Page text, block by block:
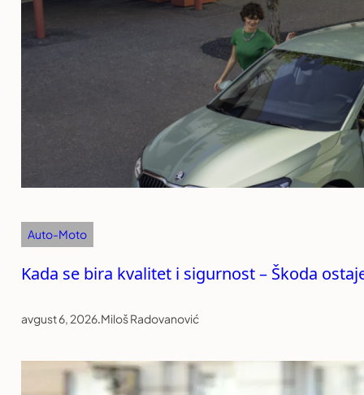
Auto-Moto
Kada se bira kvalitet i sigurnost – Škoda
avgust 6, 2026.Miloš Radovanović